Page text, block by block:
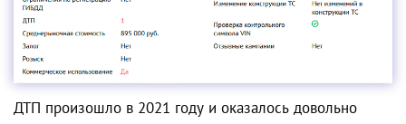
ДТП произошло в 2021 году и оказалось довольно